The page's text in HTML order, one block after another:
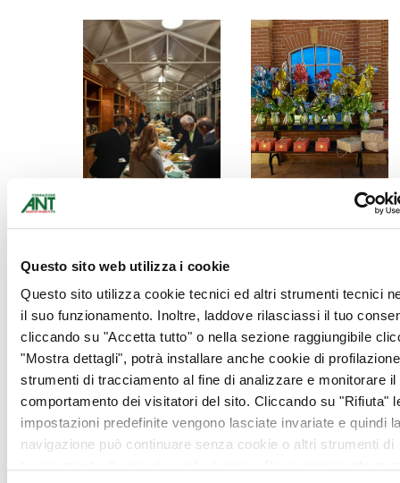
Questo sito web utilizza i cookie
Questo sito utilizza cookie tecnici ed altri strumenti tecnici
il suo funzionamento. Inoltre, laddove rilasciassi il tuo
cliccando su "Accetta tutto" o nella sezione raggiungibile
"Mostra dettagli", potrà installare anche cookie di
strumenti di tracciamento al fine di analizzare e monitorare il
comportamento dei visitatori del sito. Cliccando su "Rifiuta"
impostazioni predefinite vengono lasciate invariate e quindi
navigazione può continuare senza cookie o altri strumenti di